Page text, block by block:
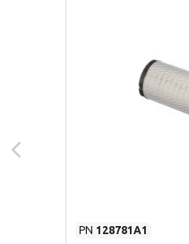
PN 128781A1